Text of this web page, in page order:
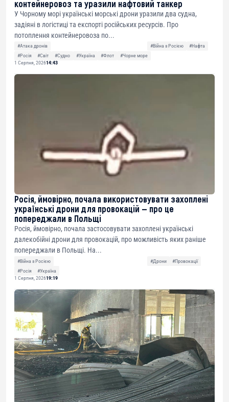
контейнеровоз та уразили нафтовий танкер
У Чорному морі українські морські дрони уразили два судна,
задіяні в логістиці та експорті російських ресурсів. Про
потоплення контейнеровоза по...
#Атака дронів #Війна з Росією
#Нафта
#Росія
#Світ #Судно #Україна #Флот
#Чорне море
1 Серпня, 202614:43
Росія, ймовірно, почала використовувати захоплені
українські дрони для провокацій — про це
попереджали в Польщі
Росія, ймовірно, почала застосовувати захоплені українські
далекобійні дрони для провокацій, про можливість яких раніше
попереджали в Польщі. На...
#Війна з Росією #Дрони
#Провокації
#Росія
#Україна
1 Серпня, 202619:19